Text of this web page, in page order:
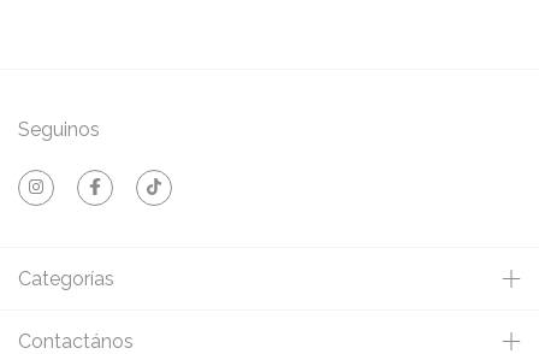
Seguinos
Categorías
Contactános